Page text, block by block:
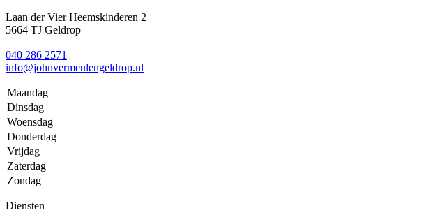
Laan der Vier Heemskinderen 2
5664 TJ Geldrop
040 286 2571
info@johnvermeulengeldrop.nl
Maandag
Dinsdag
Woensdag
Donderdag
Vrijdag
Zaterdag
Zondag
Diensten